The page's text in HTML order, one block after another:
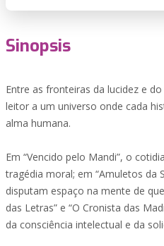
Sinopsis
Entre as fronteiras da lucidez e
leitor a um universo onde cada
alma humana.
Em “Vencido pelo Mandi”, o
tragédia moral; em “Amuletos da
disputam espaço na mente de
das Letras” e “O Cronista das
da consciência intelectual e da